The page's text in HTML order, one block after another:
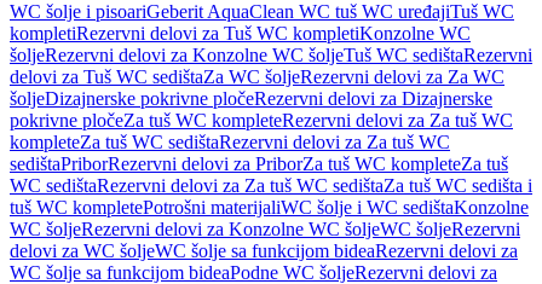
WC šolje i pisoariGeberit AquaClean WC tuš WC uređajiTuš WC
kompletiRezervni delovi za Tuš WC kompletiKonzolne WC
šoljeRezervni delovi za Konzolne WC šoljeTuš WC sedištaRezervni
delovi za Tuš WC sedištaZa WC šoljeRezervni delovi za Za WC
šoljeDizajnerske pokrivne pločeRezervni delovi za Dizajnerske
pokrivne pločeZa tuš WC kompleteRezervni delovi za Za tuš WC
kompleteZa tuš WC sedištaRezervni delovi za Za tuš WC
sedištaPriborRezervni delovi za PriborZa tuš WC kompleteZa tuš
WC sedištaRezervni delovi za Za tuš WC sedištaZa tuš WC sedišta i
tuš WC kompletePotrošni materijaliWC šolje i WC sedištaKonzolne
WC šoljeRezervni delovi za Konzolne WC šoljeWC šoljeRezervni
delovi za WC šoljeWC šolje sa funkcijom bideaRezervni delovi za
WC šolje sa funkcijom bideaPodne WC šoljeRezervni delovi za